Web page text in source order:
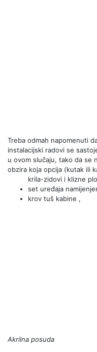
Treba odmah napomenuti
instalacijski radovi se
u ovom slučaju, tako da se
obzira koja opcija (kutak ili
krila-zidovi i klizne
set uređaja
krov tuš kabine ,
Akrilna posuda